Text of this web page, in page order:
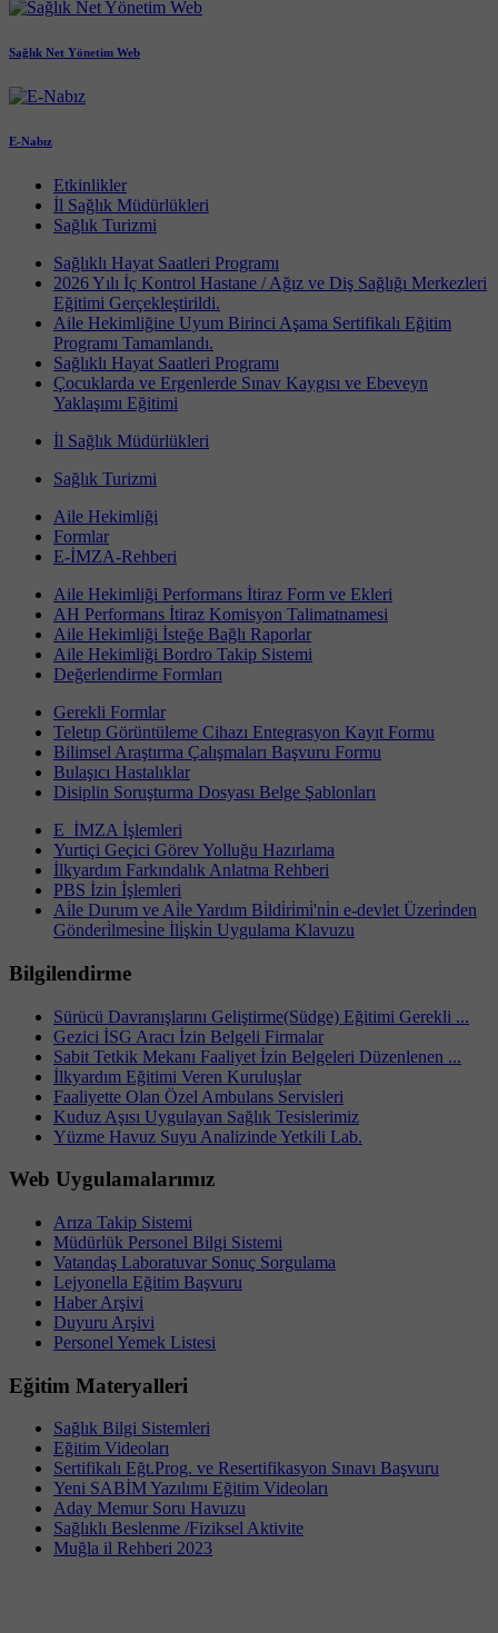
Sağlık Net Yönetim Web
E-Nabız
Etkinlikler
İl Sağlık Müdürlükleri
Sağlık Turizmi
Sağlıklı Hayat Saatleri Programı
2026 Yılı İç Kontrol Hastane / Ağız ve Diş Sağlığı Merkezleri
Eğitimi Gerçekleştirildi.
Aile Hekimliğine Uyum Birinci Aşama Sertifikalı Eğitim
Programı Tamamlandı.
Sağlıklı Hayat Saatleri Programı
Çocuklarda ve Ergenlerde Sınav Kaygısı ve Ebeveyn
Yaklaşımı Eğitimi
İl Sağlık Müdürlükleri
Sağlık Turizmi
Aile Hekimliği
Formlar
E-İMZA-Rehberi
Aile Hekimliği Performans İtiraz Form ve Ekleri
AH Performans İtiraz Komisyon Talimatnamesi
Aile Hekimliği İsteğe Bağlı Raporlar
Aile Hekimliği Bordro Takip Sistemi
Değerlendirme Formları
Gerekli Formlar
Teletıp Görüntüleme Cihazı Entegrasyon Kayıt Formu
Bilimsel Araştırma Çalışmaları Başvuru Formu
Bulaşıcı Hastalıklar
Disiplin Soruşturma Dosyası Belge Şablonları
E_İMZA İşlemleri
Yurtiçi Geçici Görev Yolluğu Hazırlama
İlkyardım Farkındalık Anlatma Rehberi
PBS İzin İşlemleri
Ai̇le Durum ve Ai̇le Yardım Bi̇ldi̇ri̇mi̇'ni̇n e-devlet Üzeri̇nden
Gönderi̇lmesi̇ne İli̇şki̇n Uygulama Klavuzu
Bilgilendirme
Sürücü Davranışlarını Geliştirme(Südge) Eğitimi Gerekli ...
Gezici İSG Aracı İzin Belgeli Firmalar
Sabit Tetkik Mekanı Faaliyet İzin Belgeleri Düzenlenen ...
İlkyardım Eğitimi Veren Kuruluşlar
Faaliyette Olan Özel Ambulans Servisleri
Kuduz Aşısı Uygulayan Sağlık Tesislerimiz
Yüzme Havuz Suyu Analizinde Yetkili Lab.
Web Uygulamalarımız
Arıza Takip Sistemi
Müdürlük Personel Bilgi Sistemi
Vatandaş Laboratuvar Sonuç Sorgulama
Lejyonella Eğitim Başvuru
Haber Arşivi
Duyuru Arşivi
Personel Yemek Listesi
Eğitim Materyalleri
Sağlık Bilgi Sistemleri
Eğitim Videoları
Sertifikalı Eğt.Prog. ve Resertifikasyon Sınavı Başvuru
Yeni SABİM Yazılımı Eğitim Videoları
Aday Memur Soru Havuzu
Sağlıklı Beslenme /Fiziksel Aktivite
Muğla il Rehberi 2023